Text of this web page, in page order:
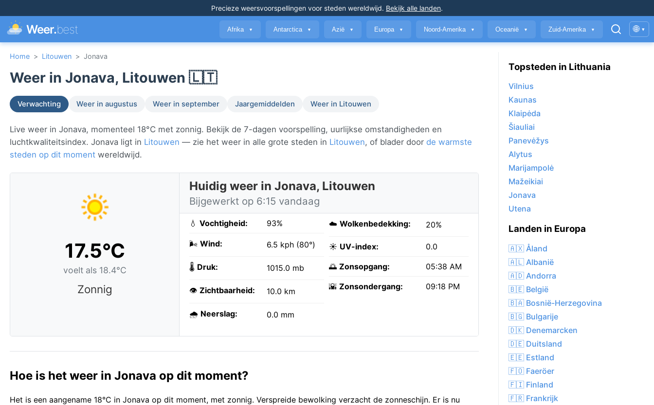
Precieze weersvoorspellingen voor steden wereldwijd. Bekijk alle landen.
Weer.best Afrika ▼ Antarctica ▼ Azië ▼ Europa ▼ Noord-Amerika ▼ Oceanië ▼ Zuid-Amerika ▼ 🌐 ▾
Home > Litouwen > Jonava
Weer in Jonava, Litouwen 🇱🇹
Verwachting Weer in augustus Weer in september Jaargemiddelden Weer in Litouwen
Live weer in Jonava, momenteel 18°C met zonnig. Bekijk de 7-dagen voorspelling, uurlijkse omstandigheden en
luchtkwaliteitsindex. Jonava ligt in Litouwen — zie het weer in alle grote steden in Litouwen, of blader door de warmste
steden op dit moment wereldwijd.
17.5°C
voelt als 18.4°C
Zonnig
Huidig weer in Jonava, Litouwen
Bijgewerkt op 6:15 vandaag
💧 Vochtigheid: 93%
🌬️ Wind: 6.5 kph (80°)
🌡️ Druk: 1015.0 mb
👁️ Zichtbaarheid: 10.0 km
🌧️ Neerslag: 0.0 mm
☁️ Wolkenbedekking: 20%
☀️ UV-index: 0.0
🌅 Zonsopgang: 05:38 AM
🌇 Zonsondergang: 09:18 PM
Hoe is het weer in Jonava op dit moment?
Het is een aangename 18°C in Jonava op dit moment, met zonnig. Verspreide bewolking verzacht de zonneschijn. Er is nu
Topsteden in Lithuania
Vilnius
Kaunas
Klaipėda
Šiauliai
Panevėžys
Alytus
Marijampolė
Mažeikiai
Jonava
Utena
Landen in Europa
🇦🇽 Åland
🇦🇱 Albanië
🇦🇩 Andorra
🇧🇪 België
🇧🇦 Bosnië-Herzegovina
🇧🇬 Bulgarije
🇩🇰 Denemarcken
🇩🇪 Duitsland
🇪🇪 Estland
🇫🇴 Faeröer
🇫🇮 Finland
🇫🇷 Frankrijk